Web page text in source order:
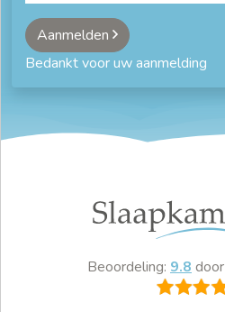
Aanmelden
Bedankt voor uw aanmelding
Beoordeling: 9.8 door